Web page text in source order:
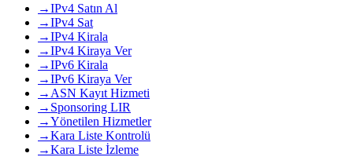
→IPv4 Satın Al
→IPv4 Sat
→IPv4 Kirala
→IPv4 Kiraya Ver
→IPv6 Kirala
→IPv6 Kiraya Ver
→ ASN Kayıt Hizmeti
→ Sponsoring LIR
→Yönetilen Hizmetler
→Kara Liste Kontrolü
→Kara Liste İzleme